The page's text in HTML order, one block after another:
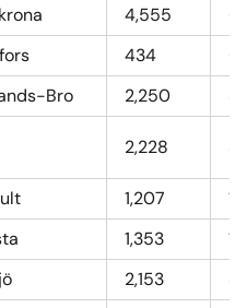
4,555
434
Bro 2,250
2,228
1,207
1,353
2,153